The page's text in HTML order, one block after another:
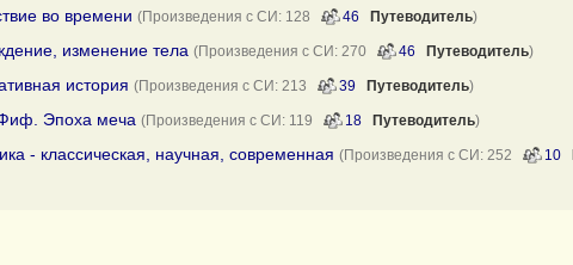
во времени (Произведения с СИ: 128 46 Путеводитель)
изменение тела (Произведения с СИ: 270 46 Путеводитель)
история (Произведения с СИ: 213 39 Путеводитель)
Эпоха меча (Произведения с СИ: 119 18 Путеводитель)
- классическая, научная, современная (Произведения с СИ: 252 10